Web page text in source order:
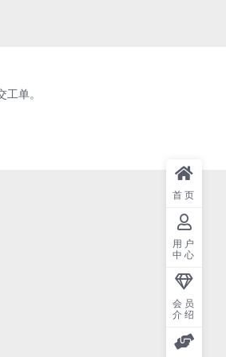
单。
首页
用户
中心
会员
介绍